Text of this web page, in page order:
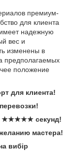
премиум-
для клиента
надежную
вес и
изменены в
предполагаемых
положение
для клиента!
★★★★★ секунд!
мастера!
вибір